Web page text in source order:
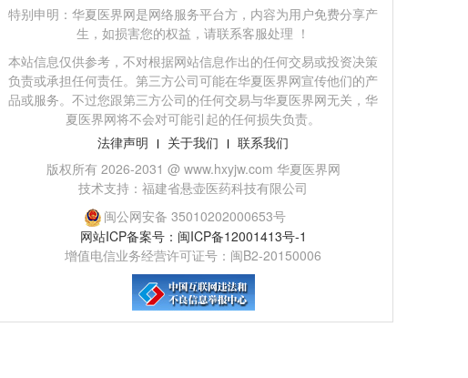
特别申明：华夏医界网是网络服务平台方，内容为用户免费分享产
生，如损害您的权益，请联系客服处理 ！
本站信息仅供参考，不对根据网站信息作出的任何交易或投资决策
负责或承担任何责任。第三方公司可能在华夏医界网宣传他们的产
品或服务。不过您跟第三方公司的任何交易与华夏医界网无关，华
夏医界网将不会对可能引起的任何损失负责。
法律声明
关于我们
联系我们
版权所有 2026-2031 @ www.hxyjw.com 华夏医界网
技术支持：福建省悬壶医药科技有限公司
闽公网安备 35010202000653号
网站ICP备案号：闽ICP备12001413号-1
增值电信业务经营许可证号：闽B2-20150006